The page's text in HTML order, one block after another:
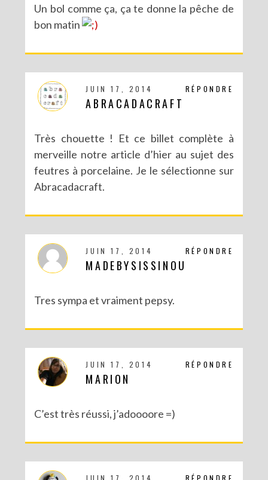
DIY : POTS À SUCCULENTES FURIEUSEMENT MARBRÉS (BATTLE #17)
DIY : UN COUCOU SUISSE DES TEMPS MODERNES
Un bol comme ça, ça te donne la pêche de
bon matin
RÉPONDRE
JUIN 17, 2014
ABRACADACRAFT
Très chouette ! Et ce billet complète à
merveille notre article d’hier au sujet des
feutres à porcelaine. Je le sélectionne sur
Abracadacraft.
RÉPONDRE
JUIN 17, 2014
MADEBYSISSINOU
Tres sympa et vraiment pepsy.
RÉPONDRE
JUIN 17, 2014
MARION
C’est très réussi, j’adoooore =)
RÉPONDRE
JUIN 17, 2014